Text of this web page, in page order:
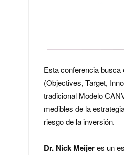
Esta conferencia busca
(Objectives, Target,
tradicional Modelo
medibles de la
riesgo de la inversión.
Dr. Nick Meijeres un